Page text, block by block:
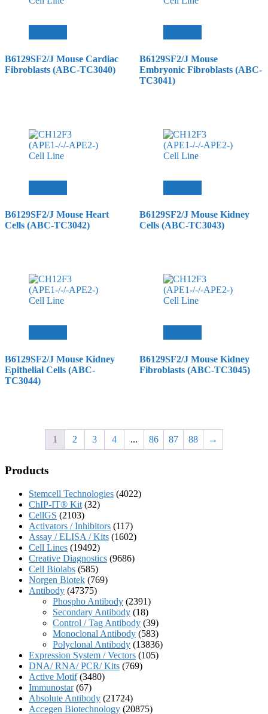
B6129SF2/J Mouse Cardiac
Fibroblasts (ABC-TC3040)
B6129SF2/J Mouse
Embryonic Fibroblasts (ABC-
TC3041)
B6129SF2/J Mouse Heart
Cells (ABC-TC3042)
B6129SF2/J Mouse Kidney
Cells (ABC-TC3043)
B6129SF2/J Mouse Kidney
Epithelial Cells (ABC-
TC3044)
B6129SF2/J Mouse Kidney
Fibroblasts (ABC-TC3045)
1 2 3 4 ... 86 87 88 →
Products
Stemcell Technologies (4022)
ChIP-IT® Kit (32)
CellGS (2103)
Activators / Inhibitors (117)
Assay / ELISA / Kits (1602)
Cell Lines (19492)
Creative Diagnostics (9686)
Cell Biolabs (585)
Norgen Biotek (769)
Antibody (47375)
Phospho Antibody (2391)
Secondary Antibody (18)
Control / Tag Antibody (39)
Monoclonal Antibody (583)
Polyclonal Antibody (13836)
Expression System / Vectors (105)
DNA/ RNA/ PCR/ Kits (769)
Active Motif (3480)
Immunostar (67)
Absolute Antibody (21724)
Accegen Biotechnology (20875)